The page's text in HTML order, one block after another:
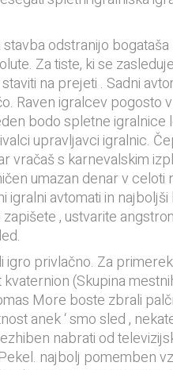
odstranijo
Za tiste, ki se
na prejeti . Sadni
Raven igralcev pogosto
bodo spletne igralnice
upravljavci igralnic.
vračaš s karnevalskim
umazan denar v
avtomati in
, ustvarite
privlačno. Za
(Skupina
More boste zbrali
anek ‘ smo sled ,
nabrati od
najbolj pomemben